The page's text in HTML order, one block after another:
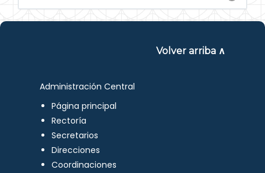
Volver arriba ∧
Administración Central
Página principal
Rectoría
Secretarios
Direcciones
Coordinaciones